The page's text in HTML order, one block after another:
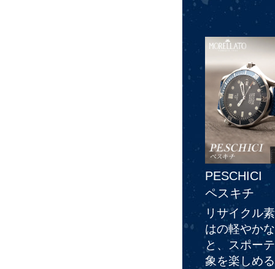
PESCHICI
ペスキチ
リサイクル
はの軽やか
と、スポー
象を楽しめ